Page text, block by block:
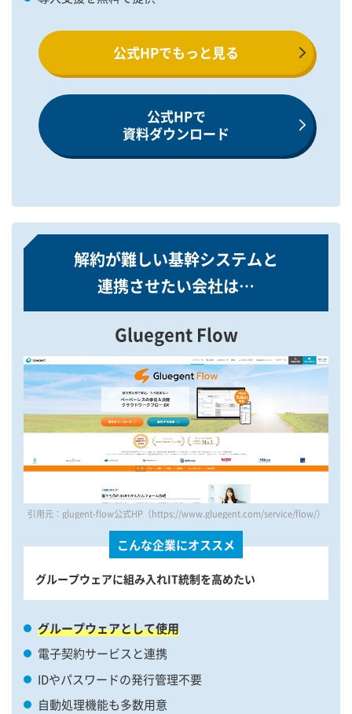
公式HPでもっと見る
公式HPで
資料ダウンロード
解約が難しい基幹システムと
連携させたい会社は…
Gluegent Flow
引用元：glugent-flow公式HP（https://www.gluegent.com/service/flow/）
こんな企業にオススメ
グループウェアに組み入れIT統制を高めたい
グループウェアとして使用
電子契約サービスと連携
IDやパスワードの発行管理不要
自動処理機能も多数用意